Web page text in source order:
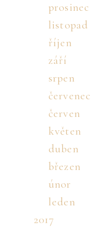
prosinec
listopad
říjen
září
srpen
červenec
červen
květen
duben
březen
únor
leden
2017